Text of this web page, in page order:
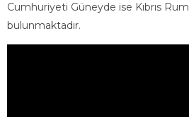
Cumhuriyeti Güneyde ise Kıbrıs
bulunmaktadır.